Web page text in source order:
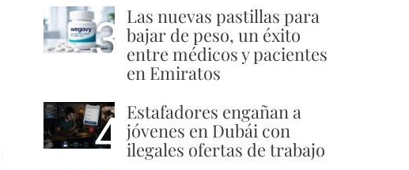
3 Las nuevas pastillas para
bajar de peso, un éxito
entre médicos y pacientes
en Emiratos
4 Estafadores engañan a
jóvenes en Dubái con
ilegales ofertas de trabajo